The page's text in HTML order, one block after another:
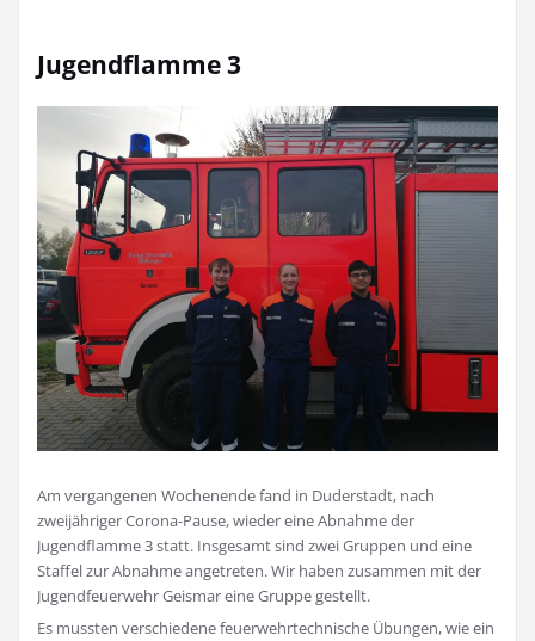
Jugendflamme 3
Am vergangenen Wochenende fand in Duderstadt, nach
zweijähriger Corona-Pause, wieder eine Abnahme der
Jugendflamme 3 statt. Insgesamt sind zwei Gruppen und eine
Staffel zur Abnahme angetreten. Wir haben zusammen mit der
Jugendfeuerwehr Geismar eine Gruppe gestellt.
Es mussten verschiedene feuerwehrtechnische Übungen, wie ein